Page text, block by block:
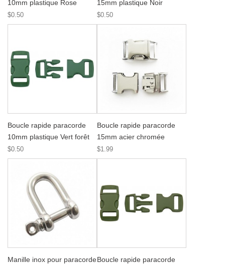
10mm plastique Rose
$0.50
15mm plastique Noir
$0.50
Boucle rapide paracorde
10mm plastique Vert forêt
$0.50
Boucle rapide paracorde
15mm acier chromée
$1.99
Manille inox pour paracordeBoucle rapide paracorde